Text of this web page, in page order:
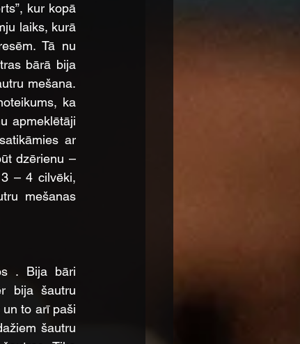
kur kopā
laiks, kurā
Tā nu
bārā bija
mešana.
ka
apmeklētāji
ar
dzērienu –
– 4 cilvēki,
mešanas
. Bija bāri
bija šautru
to arī paši
šautru